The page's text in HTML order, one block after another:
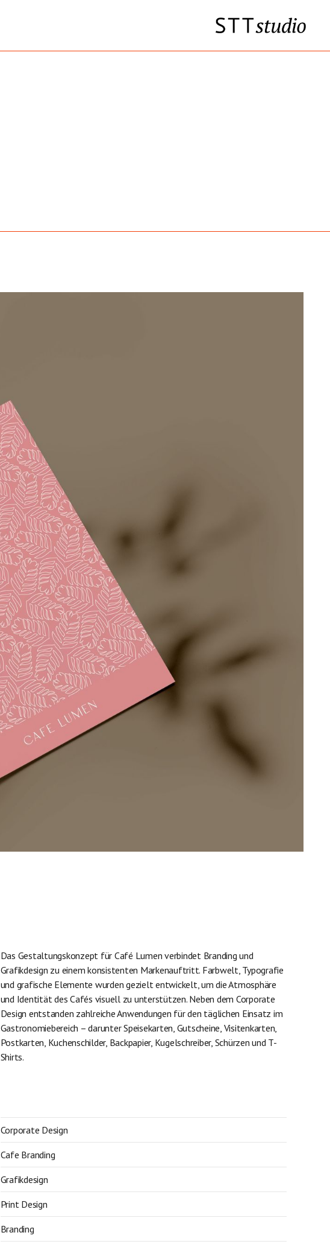
Das Gestaltungskonzept für Café Lumen verbindet Branding und
Grafikdesign zu einem konsistenten Markenauftritt. Farbwelt, Typografie
und grafische Elemente wurden gezielt entwickelt, um die Atmosphäre
und Identität des Cafés visuell zu unterstützen. Neben dem Corporate
Design entstanden zahlreiche Anwendungen für den täglichen Einsatz im
Gastronomiebereich – darunter Speisekarten, Gutscheine, Visitenkarten,
Postkarten, Kuchenschilder, Backpapier, Kugelschreiber, Schürzen und T-
Shirts.
Corporate Design
Cafe Branding
Grafikdesign
Print Design
Branding